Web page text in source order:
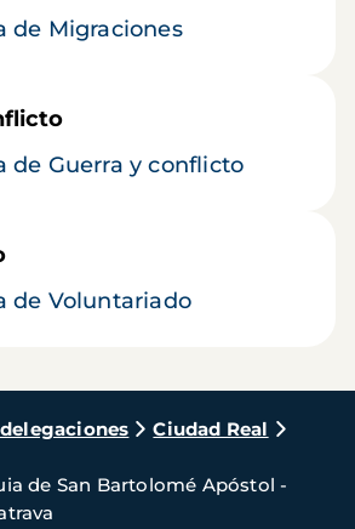
de Migraciones
de Guerra y conflicto
de Voluntariado
Ciudad Real
de San Bartolomé Apóstol -